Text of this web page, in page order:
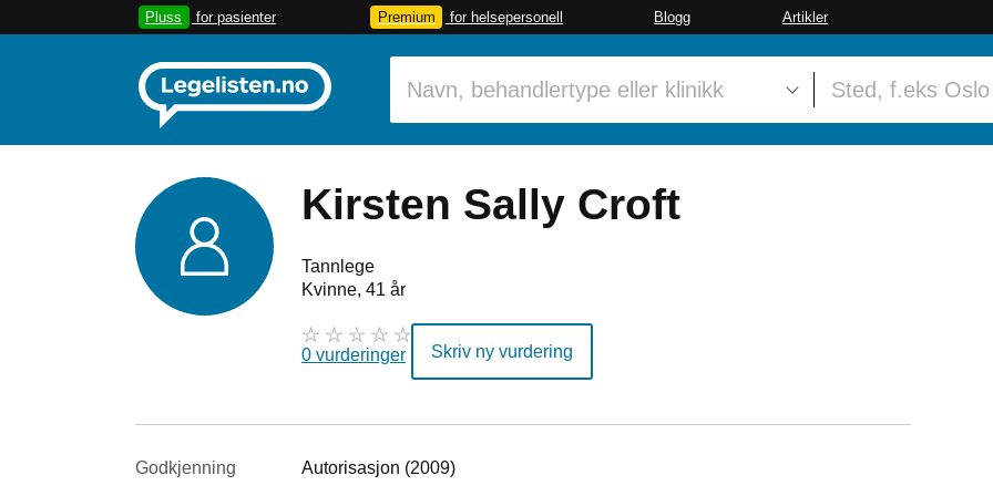
Pluss for pasienter Premium for helsepersonell Blogg Artikler
Kirsten Sally Croft
Tannlege
Kvinne, 41 år
0 vurderinger Skriv ny vurdering
Godkjenning Autorisasjon (2009)